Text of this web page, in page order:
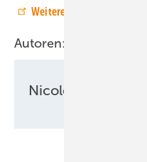
Weitere Informationen hier.
Autoren:
Nicole Weinhold